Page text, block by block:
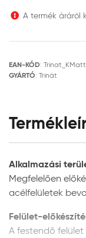
A termék áráról
EAN-KÓD:
GYÁRTÓ: Trinát
Alkalmazási
Megfelelően
acélfelületek
Felület-
A festendő